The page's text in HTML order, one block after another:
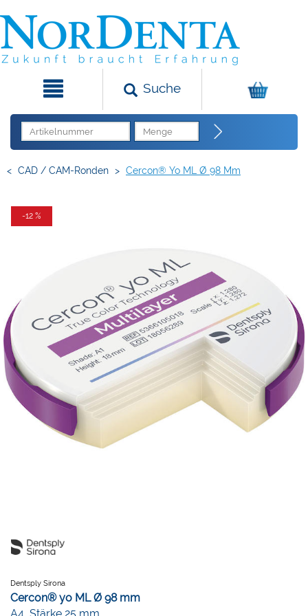
Suche
< CAD / CAM-Ronden > Cercon® Yo ML Ø 98 Mm
-12 %
Dentsply Sirona
Cercon® yo ML Ø 98 mm